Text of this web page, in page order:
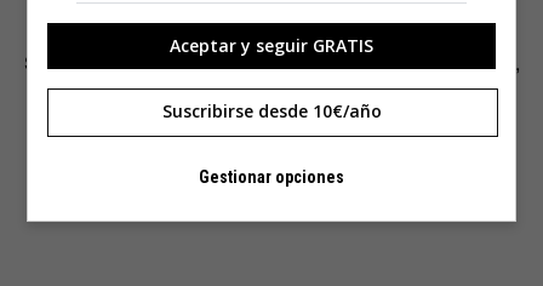
Y una parodia más del clásico 1984. Un episodio de Los
Simpsons contó una historia similar de un tal Steve Mobs,
CEO of Mapple.
Aceptar y seguir GRATIS
Suscribirse desde 10€/año
Gestionar opciones